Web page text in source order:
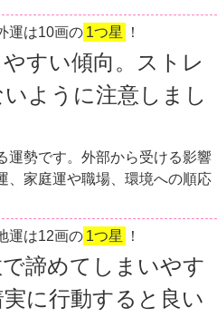
運は10画の 1つ星 ！
すい傾向。ストレ
ように注意しまし
運勢です。外部から受ける影響
、家庭運や職場、環境への順応
運は12画の 1つ星 ！
諦めてしまいやす
に行動すると良い